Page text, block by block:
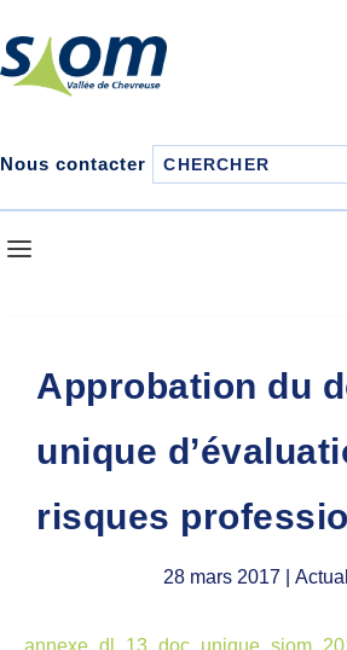
Nous contacter
Approbation du
unique
risques
28 mars 2017 |